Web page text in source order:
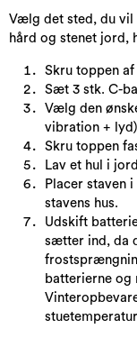
Vælg det sted, du vil
hård og stenet jord,
Skru toppen af
Sæt 3 stk. C-
Vælg den
vibration +
Skru toppen
Lav et hul i
Placer staven
stavens hus.
Udskift
sætter ind, da
batterierne og